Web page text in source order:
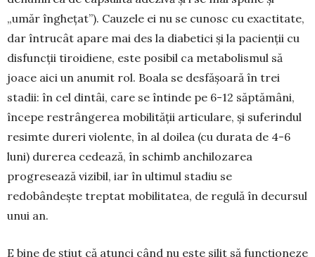
„umăr înghe­țat”). Cauzele ei nu se cunosc cu exactitate,
dar întrucât apare mai des la diabetici și la pa­cienții cu
disfuncții tiroidiene, este posibil ca metabolismul să
joace aici un anumit rol. Boala se desfășoară în trei
stadii: în cel dintâi, care se întinde pe 6-12 săptămâni,
începe restrângerea mobi­li­tății articulare, și suferindul
resimte dureri vio­lente, în al doilea (cu durata de 4-6
luni) du­rerea cedează, în schimb anchilozarea
progresea­ză vizibil, iar în ultimul stadiu se
redobândește trep­tat mobilitatea, de regulă în decursul
unui an.
E bine de știut că atunci când nu este silit să funcționeze